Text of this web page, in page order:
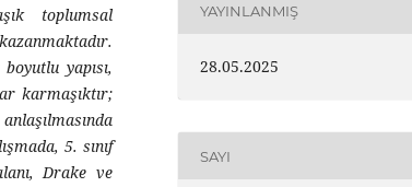
toplumsal
yapısı,
karmaşıktır;
5. sınıf
Drake ve
YAYINLANMIŞ
28.05.2025
SAYI